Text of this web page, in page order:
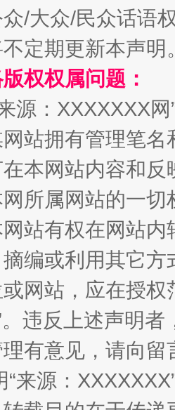
5年
体化项目 走
/大众/民众话语
定期更新本声明
权权属问题：
源：XXXXXXX
站拥有管理笔
在本网站内容和
所属网站的一
站有权在网站
编或利用其它
网站，应在授
。违反上述声明
有意见，请向
“来源：